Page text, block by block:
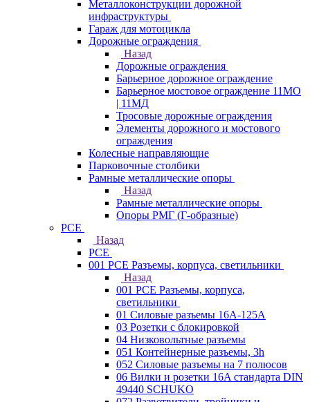
Металлоконструкции дорожной
инфраструктуры
Гараж для мотоцикла
Дорожные ограждения
Назад
Дорожные ограждения
Барьерное дорожное ограждение
Барьерное мостовое ограждение 11МО
| 11МД
Тросовые дорожные ограждения
Элементы дорожного и мостового
ограждения
Колесные направляющие
Парковочные столбики
Рамные металлические опоры
Назад
Рамные металлические опоры
Опоры РМГ (Г-образные)
PCE
Назад
PCE
001 PCE Разъемы, корпуса, светильники
Назад
001 PCE Разъемы, корпуса,
светильники
01 Силовые разъемы 16А-125А
03 Розетки с блокировкой
04 Низковольтные разъемы
051 Контейнерные разъемы, 3h
052 Силовые разъемы на 7 полюсов
06 Вилки и розетки 16A стандарта DIN
49440 SCHUKO